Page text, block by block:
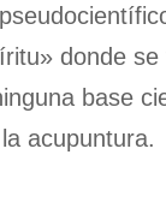
donde
base
acupuntura.